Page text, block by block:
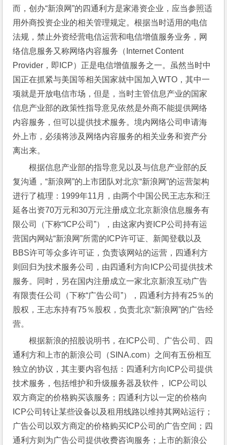
而，创办“新浪网”的四通利方是家港资企业，应当参照适
用外商投资企业的相关管理规定。根据当时适用的电信
法规，禁止外资经营电信运营和电信增值服务业务，网
络信息服务又称网络内容服务（Internet Content
Provider，即ICP）正是电信增值服务之一。虽然当时中
国正在抓紧与美国等相关国家就中国加入WTO，其中一
项就是开放电信市场，但是，当时主管信息产业的国家
信息产业部的政策性指导意见依然是外商不能提供网络
内容服务，但可以提供技术服务。境内网络公司申请海
外上市，必须将涉及网络内容服务的相关业务和资产分
离出来。
根据信息产业部的指导意见以及与信息产业部的反
复沟通，“新浪网”的上市团队对北京“新浪网”的运营架构
进行了梳理：1999年11月，由两个中国公民王志东和汪
延各出资70万元和30万元注册成立北京新浪信息服务有
限公司（下称“ICP公司”），由这家内资ICP公司持有运
营国内网站“新浪网”所需的ICP许可证、新闻登载以及
BBS许可等众多许可证，负责该网站的运营，四通利方
则回归为技术服务公司，由四通利方向ICP公司提供技术
服务。同时，另在国内注册成立一家北京新浪互动广告
有限责任公司（下称“广告公司”），四通利方持有25％的
股权，王志东持有75％股权，负责北京“新浪网”的广告经
营。
根据新浪的招股说明书，在ICP公司、广告公司、四
通利方和上市的新浪公司（SINA.com）之间有五份相互
独立的协议，其主要内容包括：四通利方向ICP公司提供
技术服务，包括维护和升级服务器及软件， ICP公司以
双方商定的价格购买该服务；四通利方以一定的价格向
ICP公司转让某些设备以及租用线路以维持其网站运行；
广告公司以双方商定的价格购买ICP公司的广告空间；四
通利方则为广告公司提供收费咨询服务；上市的新浪公